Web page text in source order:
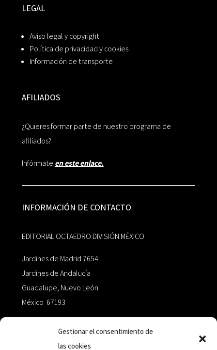
Gestionar el consentimiento de
las cookies
LEGAL
Aviso legal y copyright
Política de privacidad y cookies
Información de transporte
AFILIADOS
¿Quieres formar parte de nuestro programa de
afiliados?
Infórmate en este enlace.
INFORMACIÓN DE CONTACTO
EDITORIAL OCTAEDRO DIVISIÓN MÉXICO
Jardines de Madrid 7654
Jardines de Andalucía
Guadalupe, Nuevo León
México 67193
+52 811.499.5638